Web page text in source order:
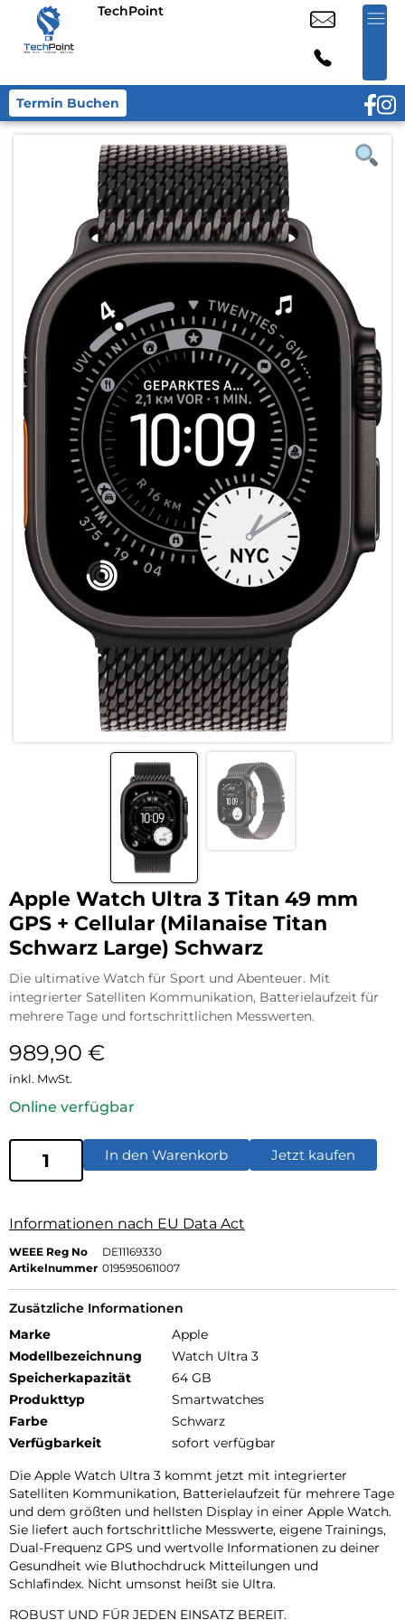
TechPoint
Termin Buchen
Apple Watch Ultra 3 Titan 49 mm
GPS + Cellular (Milanaise Titan
Schwarz Large) Schwarz
Die ultimative Watch für Sport und Abenteuer. Mit
integrierter Satelliten Kommunikation, Batterielaufzeit für
mehrere Tage und fortschrittlichen Messwerten.
989,90 €
inkl. MwSt.
Online verfügbar
In den Warenkorb Jetzt kaufen
Informationen nach EU Data Act
WEEE Reg No
DE11169330
Artikelnummer 0195950611007
Zusätzliche Informationen
Marke
Apple
Modellbezeichnung
Watch Ultra 3
Speicherkapazität
64 GB
Produkttyp
Smartwatches
Farbe
Schwarz
Verfügbarkeit
sofort verfügbar
Die Apple Watch Ultra 3 kommt jetzt mit integrierter
Satelliten Kommunikation, Batterielaufzeit für mehrere Tage
und dem größten und hellsten Display in einer Apple Watch.
Sie liefert auch fortschrittliche Messwerte, eigene Trainings,
Dual-Frequenz GPS und wertvolle Informationen zu deiner
Gesundheit wie Bluthochdruck Mitteilungen und
Schlafindex. Nicht umsonst heißt sie Ultra.
ROBUST UND FÜR JEDEN EINSATZ BEREIT.